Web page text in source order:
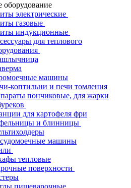
оборудование
электрические
газовые
индукционные
для теплового
машины
коптильни и печи томления
пончиковые, для жарки
для картофеля фри
и блинницы
машины
тепловые
поверхности
пищеварочные